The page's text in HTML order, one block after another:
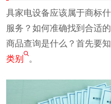
具家电设备应该属于商标
服务？如何准确找到合适
商品查询是什么？首先要
类别
。